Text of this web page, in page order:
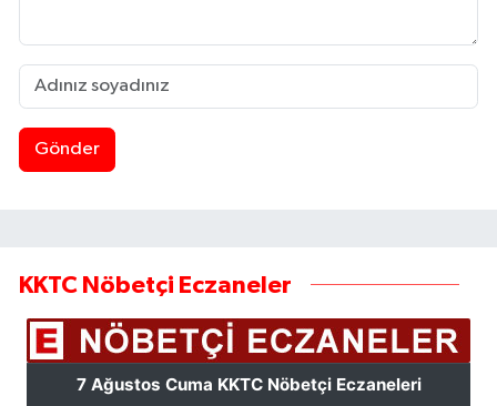
Gönder
KKTC Nöbetçi Eczaneler